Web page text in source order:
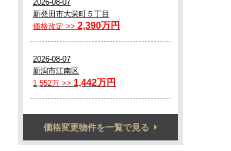
価格変更物件を一覧で見る